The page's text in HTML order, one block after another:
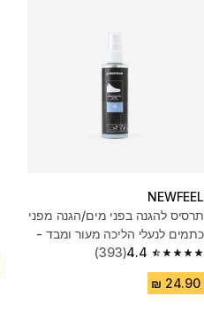
NEWFEEL
תרסיס להגנה בפני מים/הגנה מפני
כתמים לנעלי הליכה מעור ומבד -
100 מ"ל
4.4
4.4 out of 5 stars from 393 reviews
(393)